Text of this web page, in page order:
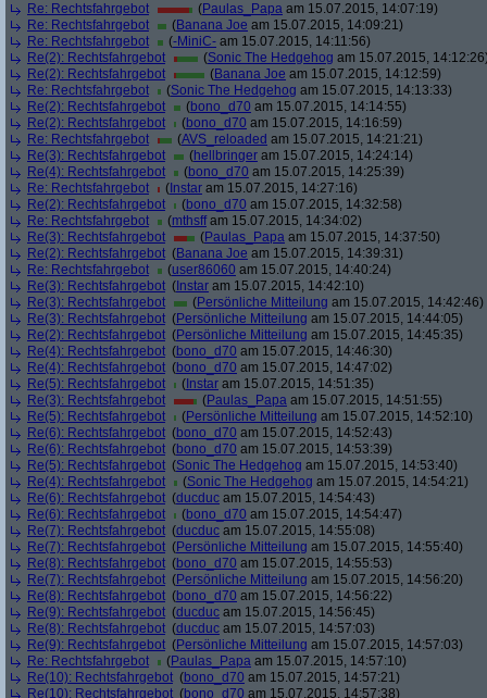
Re: Rechtsfahrgebot (Paulas_Papa am 15.07.2015, 14:07:19)
Re: Rechtsfahrgebot
(Banana Joe am 15.07.2015, 14:09:21)
Re: Rechtsfahrgebot
(-MiniC- am 15.07.2015, 14:11:56)
Re(2): Rechtsfahrgebot
(Sonic The Hedgehog am 15.07.2015,
Re(2): Rechtsfahrgebot
(Banana Joe am 15.07.2015, 14:12:59)
Re: Rechtsfahrgebot
(Sonic The Hedgehog am 15.07.2015, 14:13:33)
Re(2): Rechtsfahrgebot
(bono_d70 am 15.07.2015, 14:14:55)
Re(2): Rechtsfahrgebot
(bono_d70 am 15.07.2015, 14:16:59)
Re: Rechtsfahrgebot
(AVS_reloaded am 15.07.2015, 14:21:21)
Re(3): Rechtsfahrgebot
(hellbringer am 15.07.2015, 14:24:14)
Re(4): Rechtsfahrgebot
(bono_d70 am 15.07.2015, 14:25:39)
Re: Rechtsfahrgebot
( Instar am 15.07.2015, 14:27:16)
Re(2): Rechtsfahrgebot
(bono_d70 am 15.07.2015, 14:32:58)
Re: Rechtsfahrgebot
(mthsffam 15.07.2015, 14:34:02)
Re(3): Rechtsfahrgebot
(Paulas_Papa am 15.07.2015, 14:37:50)
Re(2): Rechtsfahrgebot (Banana Joe am 15.07.2015, 14:39:31)
Re: Rechtsfahrgebot
(user86060 am 15.07.2015, 14:40:24)
Re(3): Rechtsfahrgebot ( Instar am 15.07.2015, 14:42:10)
Re(3): Rechtsfahrgebot
(Persönliche Mitteilung am 15.07.2015, 14:42:46)
Re(3): Rechtsfahrgebot (Persönliche Mitteilung am 15.07.2015, 14:44:05)
Re(2): Rechtsfahrgebot (Persönliche Mitteilung am 15.07.2015, 14:45:35)
Re(4): Rechtsfahrgebot (bono_d70 am 15.07.2015, 14:46:30)
Re(4): Rechtsfahrgebot (bono_d70 am 15.07.2015, 14:47:02)
Re(5): Rechtsfahrgebot
( Instar am 15.07.2015, 14:51:35)
Re(3): Rechtsfahrgebot
(Paulas_Papa am 15.07.2015, 14:51:55)
Re(5): Rechtsfahrgebot
(Persönliche Mitteilung am 15.07.2015, 14:52:10)
Re(6): Rechtsfahrgebot (bono_d70 am 15.07.2015, 14:52:43)
Re(6): Rechtsfahrgebot (bono_d70 am 15.07.2015, 14:53:39)
Re(5): Rechtsfahrgebot (Sonic The Hedgehog am 15.07.2015, 14:53:40)
Re(4): Rechtsfahrgebot
(Sonic The Hedgehog am 15.07.2015, 14:54:21)
Re(6): Rechtsfahrgebot (ducduc am 15.07.2015, 14:54:43)
Re(6): Rechtsfahrgebot
(bono_d70 am 15.07.2015, 14:54:47)
Re(7): Rechtsfahrgebot (ducduc am 15.07.2015, 14:55:08)
Re(7): Rechtsfahrgebot (Persönliche Mitteilung am 15.07.2015, 14:55:40)
Re(8): Rechtsfahrgebot (bono_d70 am 15.07.2015, 14:55:53)
Re(7): Rechtsfahrgebot (Persönliche Mitteilung am 15.07.2015, 14:56:20)
Re(8): Rechtsfahrgebot (bono_d70 am 15.07.2015, 14:56:22)
Re(9): Rechtsfahrgebot (ducduc am 15.07.2015, 14:56:45)
Re(8): Rechtsfahrgebot (ducduc am 15.07.2015, 14:57:03)
Re(9): Rechtsfahrgebot (Persönliche Mitteilung am 15.07.2015, 14:57:03)
Re: Rechtsfahrgebot
(Paulas_Papa am 15.07.2015, 14:57:10)
Re(10): Rechtsfahrgebot (bono_d70 am 15.07.2015, 14:57:21)
Re(10): Rechtsfahrgebot (bono_d70 am 15.07.2015, 14:57:38)